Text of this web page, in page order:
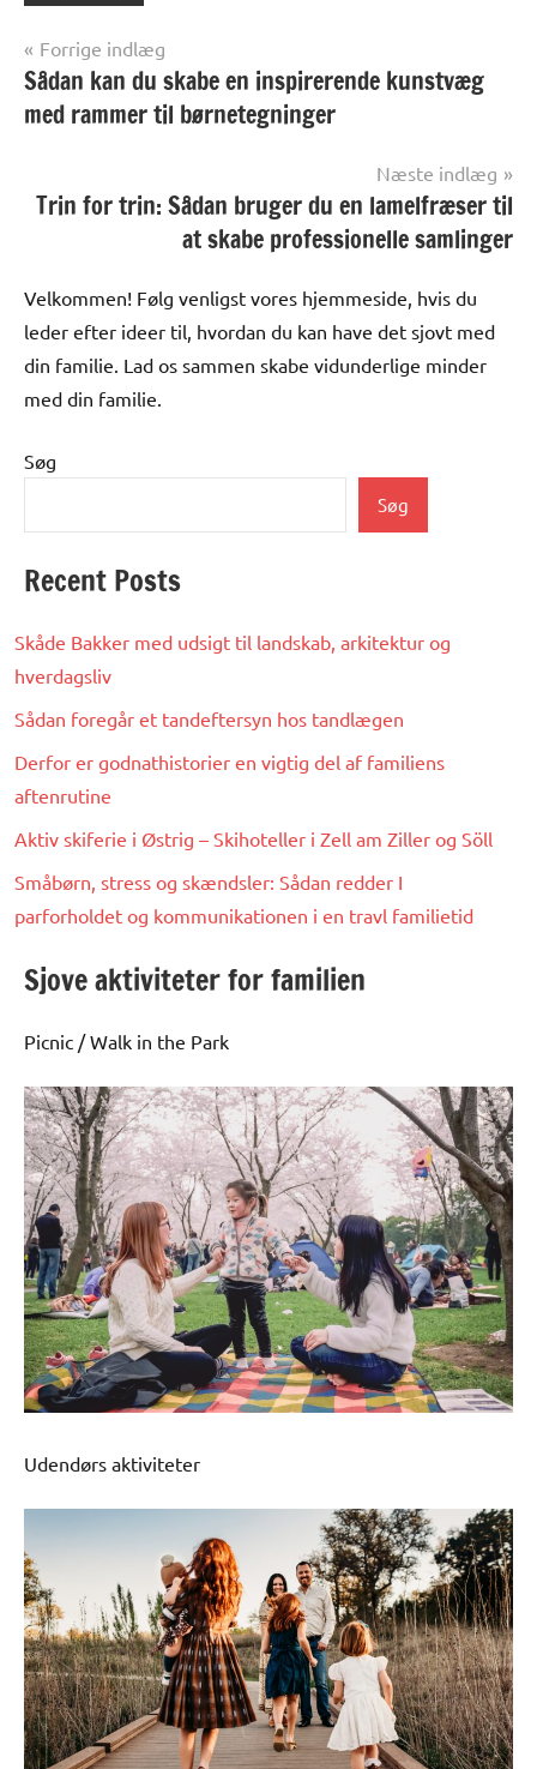
Indlægsnavigation
Forrige indlæg
Sådan kan du skabe en inspirerende kunstvæg
med rammer til børnetegninger
Næste indlæg
Trin for trin: Sådan bruger du en lamelfræser til
at skabe professionelle samlinger
Velkommen! Følg venligst vores hjemmeside, hvis du
leder efter ideer til, hvordan du kan have det sjovt med
din familie. Lad os sammen skabe vidunderlige minder
med din familie.
Søg
Søg
Recent Posts
Skåde Bakker med udsigt til landskab, arkitektur og
hverdagsliv
Sådan foregår et tandeftersyn hos tandlægen
Derfor er godnathistorier en vigtig del af familiens
aftenrutine
Aktiv skiferie i Østrig – Skihoteller i Zell am Ziller og Söll
Småbørn, stress og skændsler: Sådan redder I
parforholdet og kommunikationen i en travl familietid
Sjove aktiviteter for familien
Picnic / Walk in the Park
Udendørs aktiviteter